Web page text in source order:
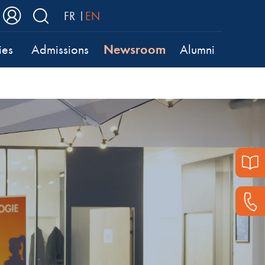
FR EN
Admissions Newsroom Alumni